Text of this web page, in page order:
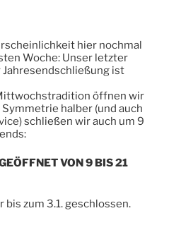
hier nochmal
Woche: Unser letzter
ist
öffnen wir
halber (und auch
schließen wir auch um 9
VON 9 BIS 21
bis zum 3.1. geschlossen.